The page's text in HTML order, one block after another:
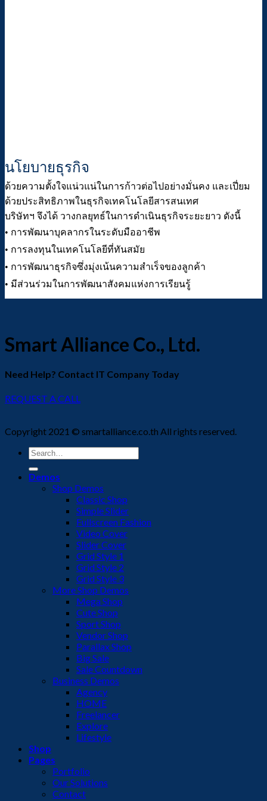
นโยบายธุรกิจ
ด้วยความตั้งใจแน่วแน่ในการก้าวต่อไปอย่างมั่นคง และเปี่ยม
ด้วยประสิทธิภาพในธุรกิจเทคโนโลยีสารสนเทศ
บริษัทฯ จึงได้ วางกลยุทธ์ในการดำเนินธุรกิจระยะยาว ดังนี้
• การพัฒนาบุคลากรในระดับมืออาชีพ
• การลงทุนในเทคโนโลยีที่ทันสมัย
• การพัฒนาธุรกิจซึ่งมุ่งเน้นความสำเร็จของลูกค้า
• มีส่วนร่วมในการพัฒนาสังคมแห่งการเรียนรู้
Smart Alliance Co., Ltd.
Need Help? Contact IT Company Today
REQUEST A CALL
Copyright 2021 © smartalliance.co.th All rights reserved.
Search
for:
Demos
Shop Demos
Classic Shop
Simple Slider
Fullscreen Fashion
Video Cover
Slider Cover
Grid Style 1
Grid Style 2
Grid Style 3
More Shop Demos
Mega Shop
Cute Shop
Sport Shop
Vendor Shop
Parallax Shop
Big Sale
Sale Countdown
Business Demos
Agency
HOME
Freelancer
Explore
Lifestyle
Shop
Pages
Portfolio
Our Solutions
Contact